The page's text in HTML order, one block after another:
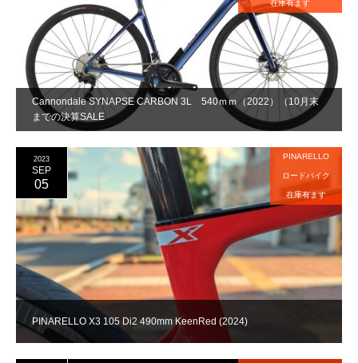
Cannondale SYNAPSE CARBON 3L 540ｍｍ（2022）（10月末
までの決算SALE
在庫有ます
PINARELLO X3 105 Di2 490mm KeenRed (2024)
2023
SEP
05
PINARELLO
ロードバイク
在庫有ます